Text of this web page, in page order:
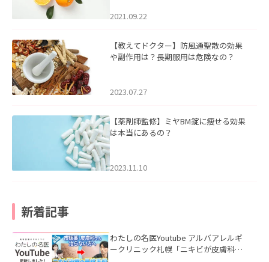
2021.09.22
【教えてドクター】防風通聖散の効果
や副作用は？長期服用は危険なの？
2023.07.27
【薬剤師監修】ミヤBM錠に痩せる効果
は本当にあるの？
2023.11.10
新着記事
わたしの名医Youtube アルバアレルギ
ークリニック札幌「ニキビが皮膚科で